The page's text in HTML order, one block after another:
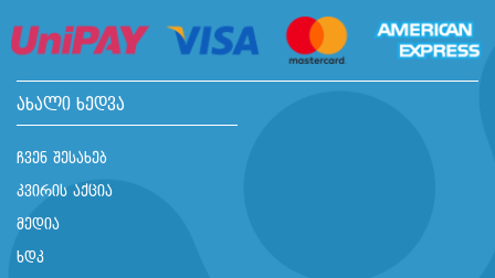
ახალი ხედვა
ჩვენ შესახებ
კვირის აქცია
მედია
ხდკ